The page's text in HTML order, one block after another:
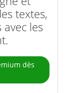
textes,
les
dès